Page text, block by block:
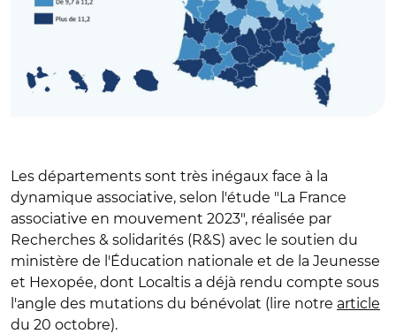
Les départements sont très inégaux face à la
dynamique associative, selon l'étude "La France
associative en mouvement 2023", réalisée par
Recherches & solidarités (R&S) avec le soutien du
ministère de l'Éducation nationale et de la Jeunesse
et Hexopée, dont Localtis a déjà rendu compte sous
l'angle des mutations du bénévolat (lire notre article
du 20 octobre).